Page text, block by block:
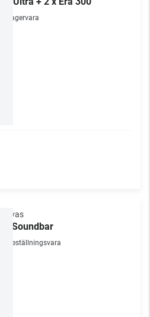
Lagervara
Canvas
75" Soundbar
Beställningsvara